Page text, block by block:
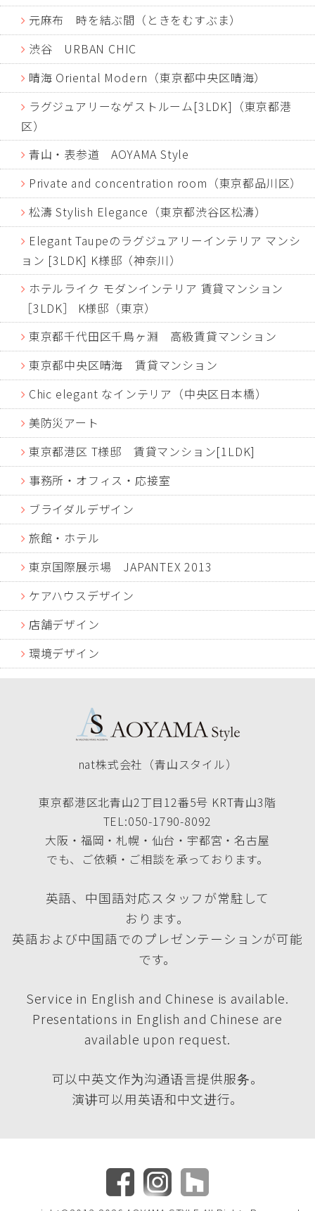
元麻布 時を結ぶ間（ときをむすぶま）
渋谷 URBAN CHIC
晴海 Oriental Modern（東京都中央区晴海）
ラグジュアリーなゲストルーム[3LDK]（東京都港
区）
青山・表参道 AOYAMA Style
Private and concentration room（東京都品川区）
松濤 Stylish Elegance（東京都渋谷区松濤）
Elegant Taupeのラグジュアリーインテリア マンシ
ョン [3LDK] K様邸（神奈川）
ホテルライク モダンインテリア 賃貸マンション
［3LDK］ K様邸（東京）
東京都千代田区千鳥ヶ淵 高級賃貸マンション
東京都中央区晴海 賃貸マンション
Chic elegant なインテリア（中央区日本橋）
美防災アート
東京都港区 T様邸 賃貸マンション[1LDK]
事務所・オフィス・応接室
ブライダルデザイン
旅館・ホテル
東京国際展示場 JAPANTEX 2013
ケアハウスデザイン
店舗デザイン
環境デザイン
nat株式会社（青山スタイル）
東京都港区北青山2丁目12番5号 KRT青山3階
TEL:050-1790-8092
大阪・福岡・札幌・仙台・宇都宮・名古屋
でも、ご依頼・ご相談を承っております。
英語、中国語対応スタッフが常駐して
おります。
英語および中国語でのプレゼンテーションが可能
です。
Service in English and Chinese is available.
Presentations in English and Chinese are
available upon request.
可以中英文作为沟通语言提供服务。
演讲可以用英语和中文进行。